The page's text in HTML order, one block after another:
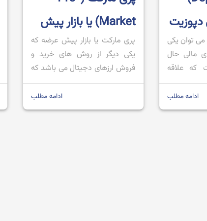
می توان یکی
مالی حال
که علاقه
به خود جذب
به نسبت
بیشتری
ادامه مطلب
Market) یا بازار پیش
از عرضه ارز دیجیتال
چیست؟
پری مارکت یا بازار پیش عرضه که
یکی دیگر از روش های خرید و
فروش ارزهای دجیتال می باشد که
این روزها به دلیل رونق بازی های
تلگرامی و توکن های آن ها سر زبان
ها افتاده است. همان طور که از
ادامه مطلب